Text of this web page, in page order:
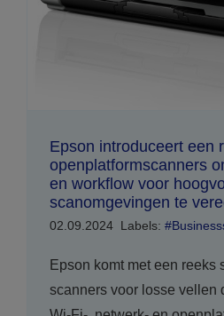
Epson introduceert een
openplatformscanners
en workflow voor
scanomgevingen te
02.09.2024 Labels:
Epson komt met een reeks
scanners voor losse vellen